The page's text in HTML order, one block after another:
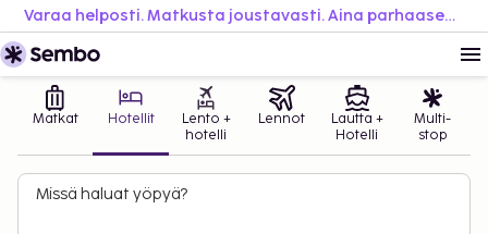
Varaa helposti. Matkusta joustavasti. Aina parhaaseen hintaan.
Matkat Hotellit
Lento +
hotelli
Lennot
Lautta +
Hotelli
Multi-
stop
Missä haluat yöpyä?